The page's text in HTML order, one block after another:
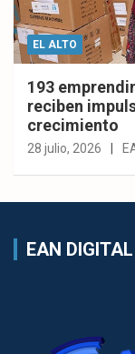
EL ALTO
193
reciben
crecimiento
28 julio, 2026
EAN DIGITAL